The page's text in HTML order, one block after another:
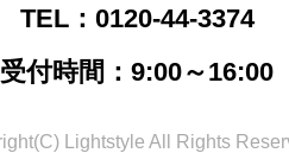
TEL：0120-44-3374
受付時間：9:00～16:00
Lightstyle All Rights